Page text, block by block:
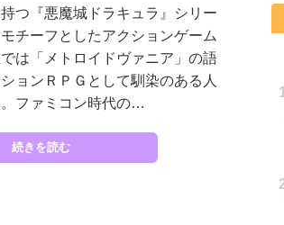
つ『悪魔城ドラキュラ』シリー
チーフとしたアクションゲーム
は「メトロイドヴァニア」の語
ョンＲＰＧとして馴染のある人
ファミコン時代の…
続きを読む